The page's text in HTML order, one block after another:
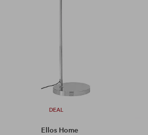
DEAL
Ellos Home